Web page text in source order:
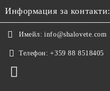
Информация за контакти:
Имейл: info@shalovete.com
Телефон: +359 88 8518405